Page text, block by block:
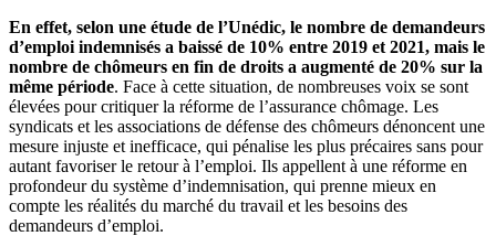
En effet, selon une étude de l’Unédic, le nombre de demandeurs
d’emploi indemnisés a baissé de 10% entre 2019 et 2021, mais le
nombre de chômeurs en fin de droits a augmenté de 20% sur la
même période. Face à cette situation, de nombreuses voix se sont
élevées pour critiquer la réforme de l’assurance chômage. Les
syndicats et les associations de défense des chômeurs dénoncent une
mesure injuste et inefficace, qui pénalise les plus précaires sans pour
autant favoriser le retour à l’emploi. Ils appellent à une réforme en
profondeur du système d’indemnisation, qui prenne mieux en
compte les réalités du marché du travail et les besoins des
demandeurs d’emploi.